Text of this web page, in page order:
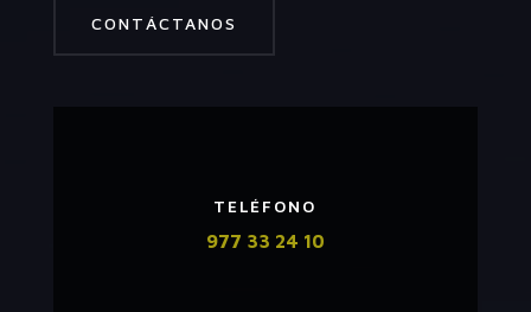
CONTÁCTANOS
TELÉFONO
977 33 24 10